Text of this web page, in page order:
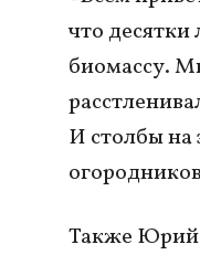
что
биомассу.
И столбы на
Также Юрий